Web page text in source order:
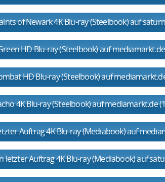
of Newark 4K Blu-ray (Steelbook) auf
HD Blu-ray (Steelbook) auf mediamarkt.de
HD Blu-ray (Steelbook) auf
4K Blu-ray (Steelbook) auf mediamarkt.de
Auftrag 4K Blu-ray (Mediabook) auf
letzter Auftrag 4K Blu-ray (Mediabook) auf